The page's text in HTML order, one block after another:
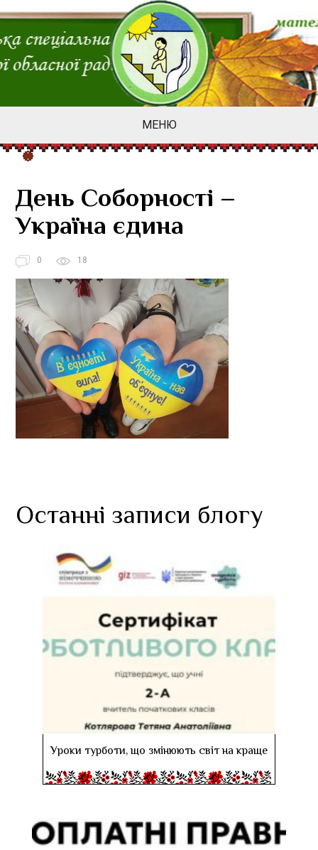
МЕНЮ
День Соборності –
Україна єдина
0 18
Останні записи блогу
Уроки турботи, що змінюють світ на краще